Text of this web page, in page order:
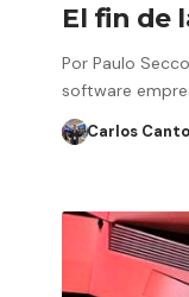
El fin de
Por Paulo
software
Carlos